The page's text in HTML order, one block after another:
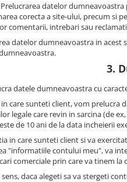
Prelucrarea datelor
corecta a site-ului, precum si
comentarii, intrebari sau
datelor dumneavoastra in acest
3.
datele dumneavoastra cu
in care sunteti client, vom
legale care revin in sarcina (de
de 10 ani de la data incheierii
in care sunteti client si va
"informatiile contului meu", va
comerciale prin care va tinem
sens, daca alegeti sa va stergeti